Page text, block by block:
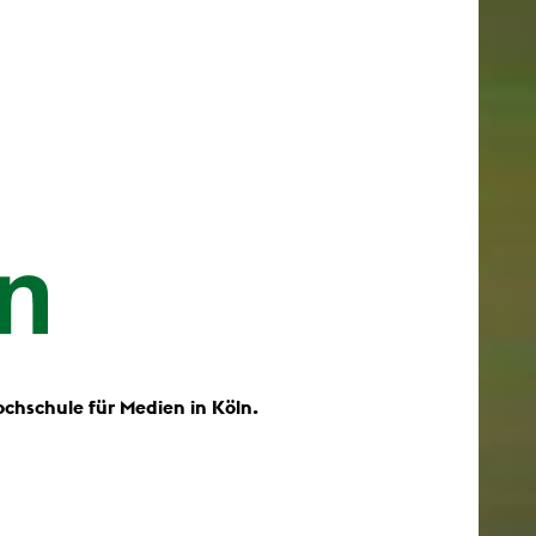
für Medien in Köln.